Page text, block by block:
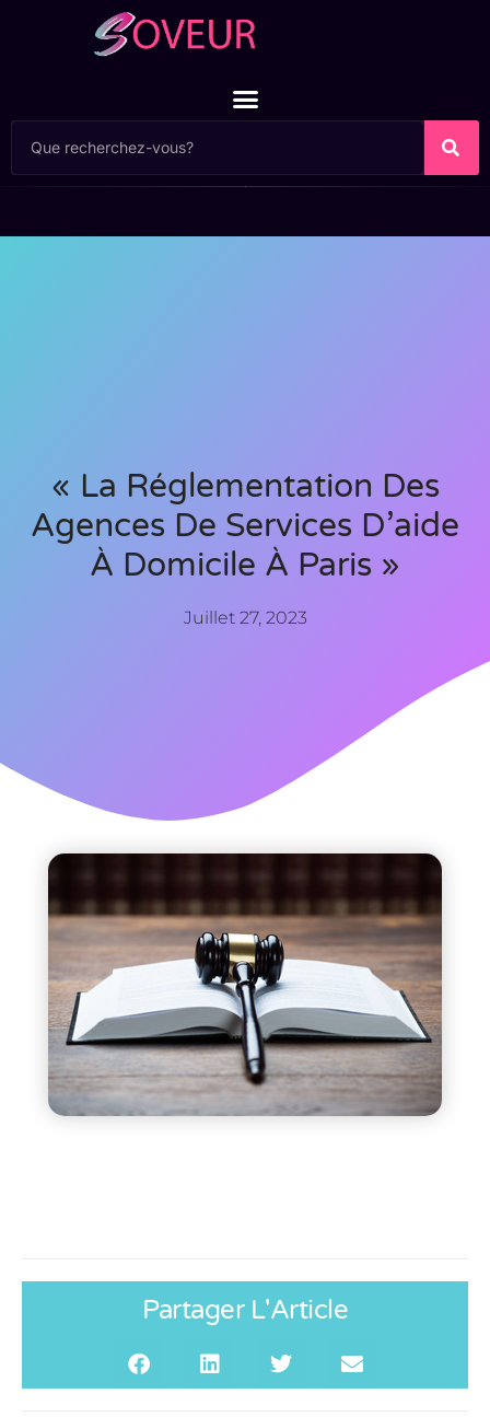
« La Réglementation Des
Agences De Services D’aide
À Domicile À Paris »
Juillet 27, 2023
Partager L'Article